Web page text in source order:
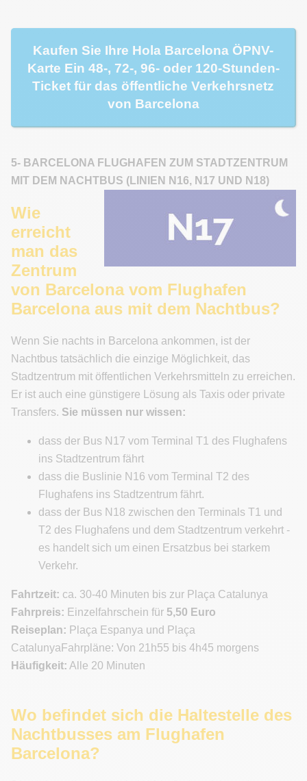
Kaufen Sie Ihre Hola Barcelona ÖPNV-
Karte Ein 48-, 72-, 96- oder 120-Stunden-
Ticket für das öffentliche Verkehrsnetz
von Barcelona
5- BARCELONA FLUGHAFEN ZUM STADTZENTRUM
MIT DEM NACHTBUS (LINIEN N16, N17 UND N18)
Wie
erreicht
man das
Zentrum
von Barcelona vom Flughafen
Barcelona aus mit dem Nachtbus?
Wenn Sie nachts in Barcelona ankommen, ist der
Nachtbus tatsächlich die einzige Möglichkeit, das
Stadtzentrum mit öffentlichen Verkehrsmitteln zu erreichen.
Er ist auch eine günstigere Lösung als Taxis oder private
Transfers. Sie müssen nur wissen:
dass der Bus N17 vom Terminal T1 des Flughafens
ins Stadtzentrum fährt
dass die Buslinie N16 vom Terminal T2 des
Flughafens ins Stadtzentrum fährt.
dass der Bus N18 zwischen den Terminals T1 und
T2 des Flughafens und dem Stadtzentrum verkehrt -
es handelt sich um einen Ersatzbus bei starkem
Verkehr.
Fahrtzeit: ca. 30-40 Minuten bis zur Plaça Catalunya
Fahrpreis: Einzelfahrschein für 5,50 Euro
Reiseplan: Plaça Espanya und Plaça
CatalunyaFahrpläne: Von 21h55 bis 4h45 morgens
Häufigkeit: Alle 20 Minuten
Wo befindet sich die Haltestelle des
Nachtbusses am Flughafen
Barcelona?